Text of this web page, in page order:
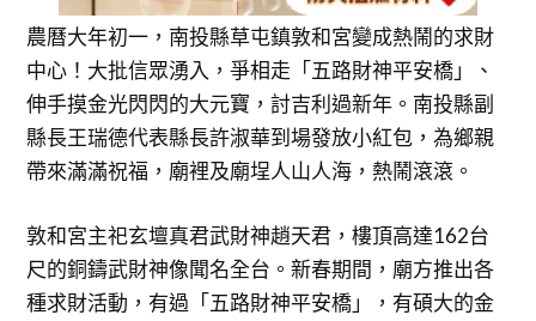
農曆大年初一，南投縣草屯鎮敦和宮變成熱鬧的求財
中心！大批信眾湧入，爭相走「五路財神平安橋」、
伸手摸金光閃閃的大元寶，討吉利過新年。南投縣副
縣長王瑞德代表縣長許淑華到場發放小紅包，為鄉親
帶來滿滿祝福，廟裡及廟埕人山人海，熱鬧滾滾。
敦和宮主祀玄壇真君武財神趙天君，樓頂高達162台
尺的銅鑄武財神像聞名全台。新春期間，廟方推出各
種求財活動，有過「五路財神平安橋」，有碩大的金